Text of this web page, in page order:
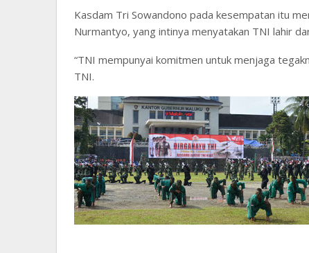
Kasdam Tri Sowandono pada kesempatan itu
Nurmantyo, yang intinya menyatakan TNI lahir
“TNI mempunyai komitmen untuk menjaga
TNI.